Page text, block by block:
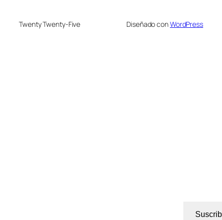
Twenty Twenty-Five Diseñado conWordPress